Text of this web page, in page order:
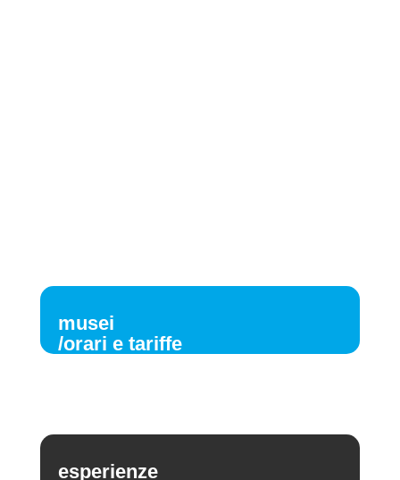
musei
/orari e tariffe
esperienze